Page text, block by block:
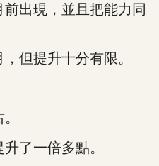
出現，並且把能力同
但提升十分有限。
了一倍多點。